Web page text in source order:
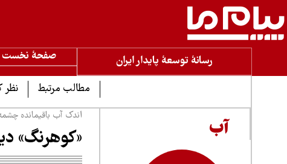
رسانۀ توسعۀ پایدار ایران صفحۀ نخست
مطالب مرتبط
نظر
آب
اندک آب باقیمانده
«کوهرنگ»